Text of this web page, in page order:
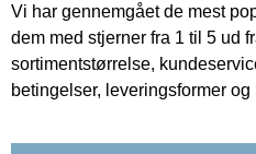
Vi har gennemgået de mest
dem med stjerner fra 1 til 5 ud
sortimentstørrelse,
betingelser, leveringsformer